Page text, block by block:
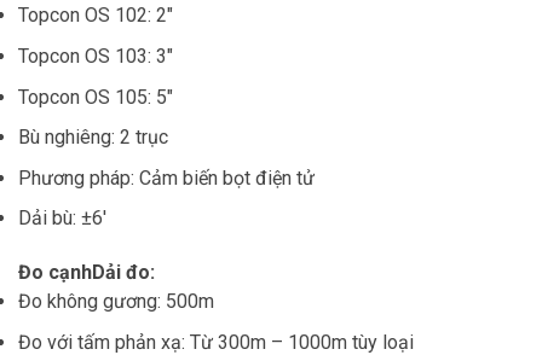
Topcon OS 102: 2″
Topcon OS 103: 3″
Topcon OS 105: 5″
Bù nghiêng: 2 trục
Phương pháp: Cảm biến bọt điện tử
Dải bù: ±6′
Đo cạnhDải đo:
Đo không gương: 500m
Đo với tấm phản xạ: Từ 300m – 1000m tùy loại